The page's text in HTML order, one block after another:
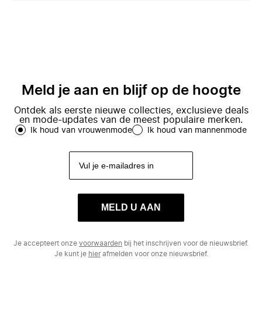
Meld je aan en blijf op de hoogte
Ontdek als eerste nieuwe collecties, exclusieve deals
en mode-updates van de meest populaire merken.
Ik houd van vrouwenmode Ik houd van mannenmode
MELD U AAN
Je accepteert onze voorwaarden bij het inschrijven voor de nieuwsbrief.
Je kunt je hierafmelden voor onze nieuwsbrief.